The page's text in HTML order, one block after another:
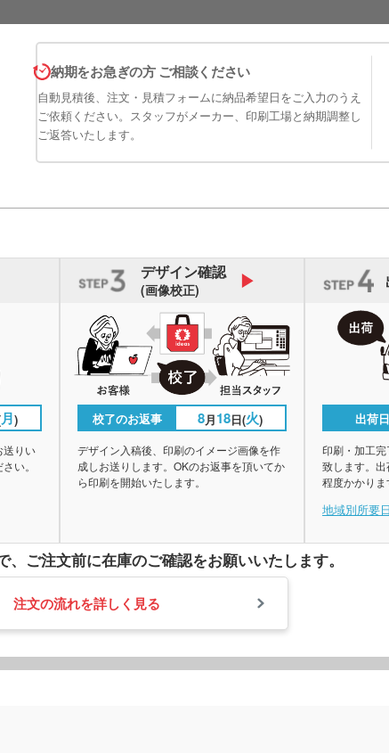
納期をお急ぎの方 ご相談ください
自動見積後、注文・見積フォームに納品希望日をご入力のうえ
ご依頼ください。スタッフがメーカー、印刷工場と納期調整し
ご返答いたします。
月)
送りい
い。
デザイン確認
(画像校正)
校了のお返事 8月18日(火)
デザイン入稿後、印刷のイメージ画像を作
成しお送りします。OKのお返事を頂いてか
ら印刷を開始いたします。
出荷日
印刷・加工
致します。
程度かかり
地域別所要
ご注文前に在庫のご確認をお願いいたします。
注文の流れを詳しく見る